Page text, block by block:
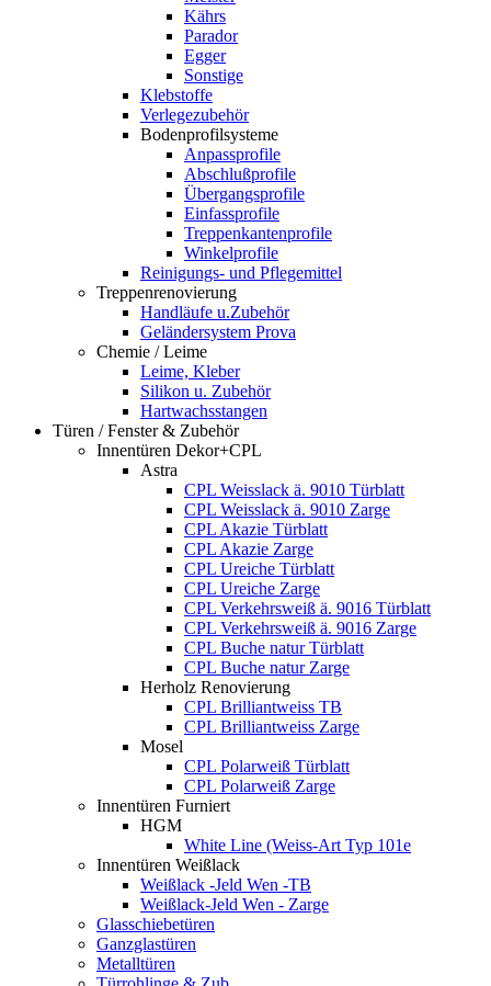
Kährs
Parador
Egger
Sonstige
Klebstoffe
Verlegezubehör
Bodenprofilsysteme
Anpassprofile
Abschlußprofile
Übergangsprofile
Einfassprofile
Treppenkantenprofile
Winkelprofile
Reinigungs- und Pflegemittel
Treppenrenovierung
Handläufe u.Zubehör
Geländersystem Prova
Chemie / Leime
Leime, Kleber
Silikon u. Zubehör
Hartwachsstangen
Türen / Fenster & Zubehör
Innentüren Dekor+CPL
Astra
CPL Weisslack ä. 9010 Türblatt
CPL Weisslack ä. 9010 Zarge
CPL Akazie Türblatt
CPL Akazie Zarge
CPL Ureiche Türblatt
CPL Ureiche Zarge
CPL Verkehrsweiß ä. 9016 Türblatt
CPL Verkehrsweiß ä. 9016 Zarge
CPL Buche natur Türblatt
CPL Buche natur Zarge
Herholz Renovierung
CPL Brilliantweiss TB
CPL Brilliantweiss Zarge
Mosel
CPL Polarweiß Türblatt
CPL Polarweiß Zarge
Innentüren Furniert
HGM
White Line (Weiss-Art Typ 101e
Innentüren Weißlack
Weißlack -Jeld Wen -TB
Weißlack-Jeld Wen - Zarge
Glasschiebetüren
Ganzglastüren
Metalltüren